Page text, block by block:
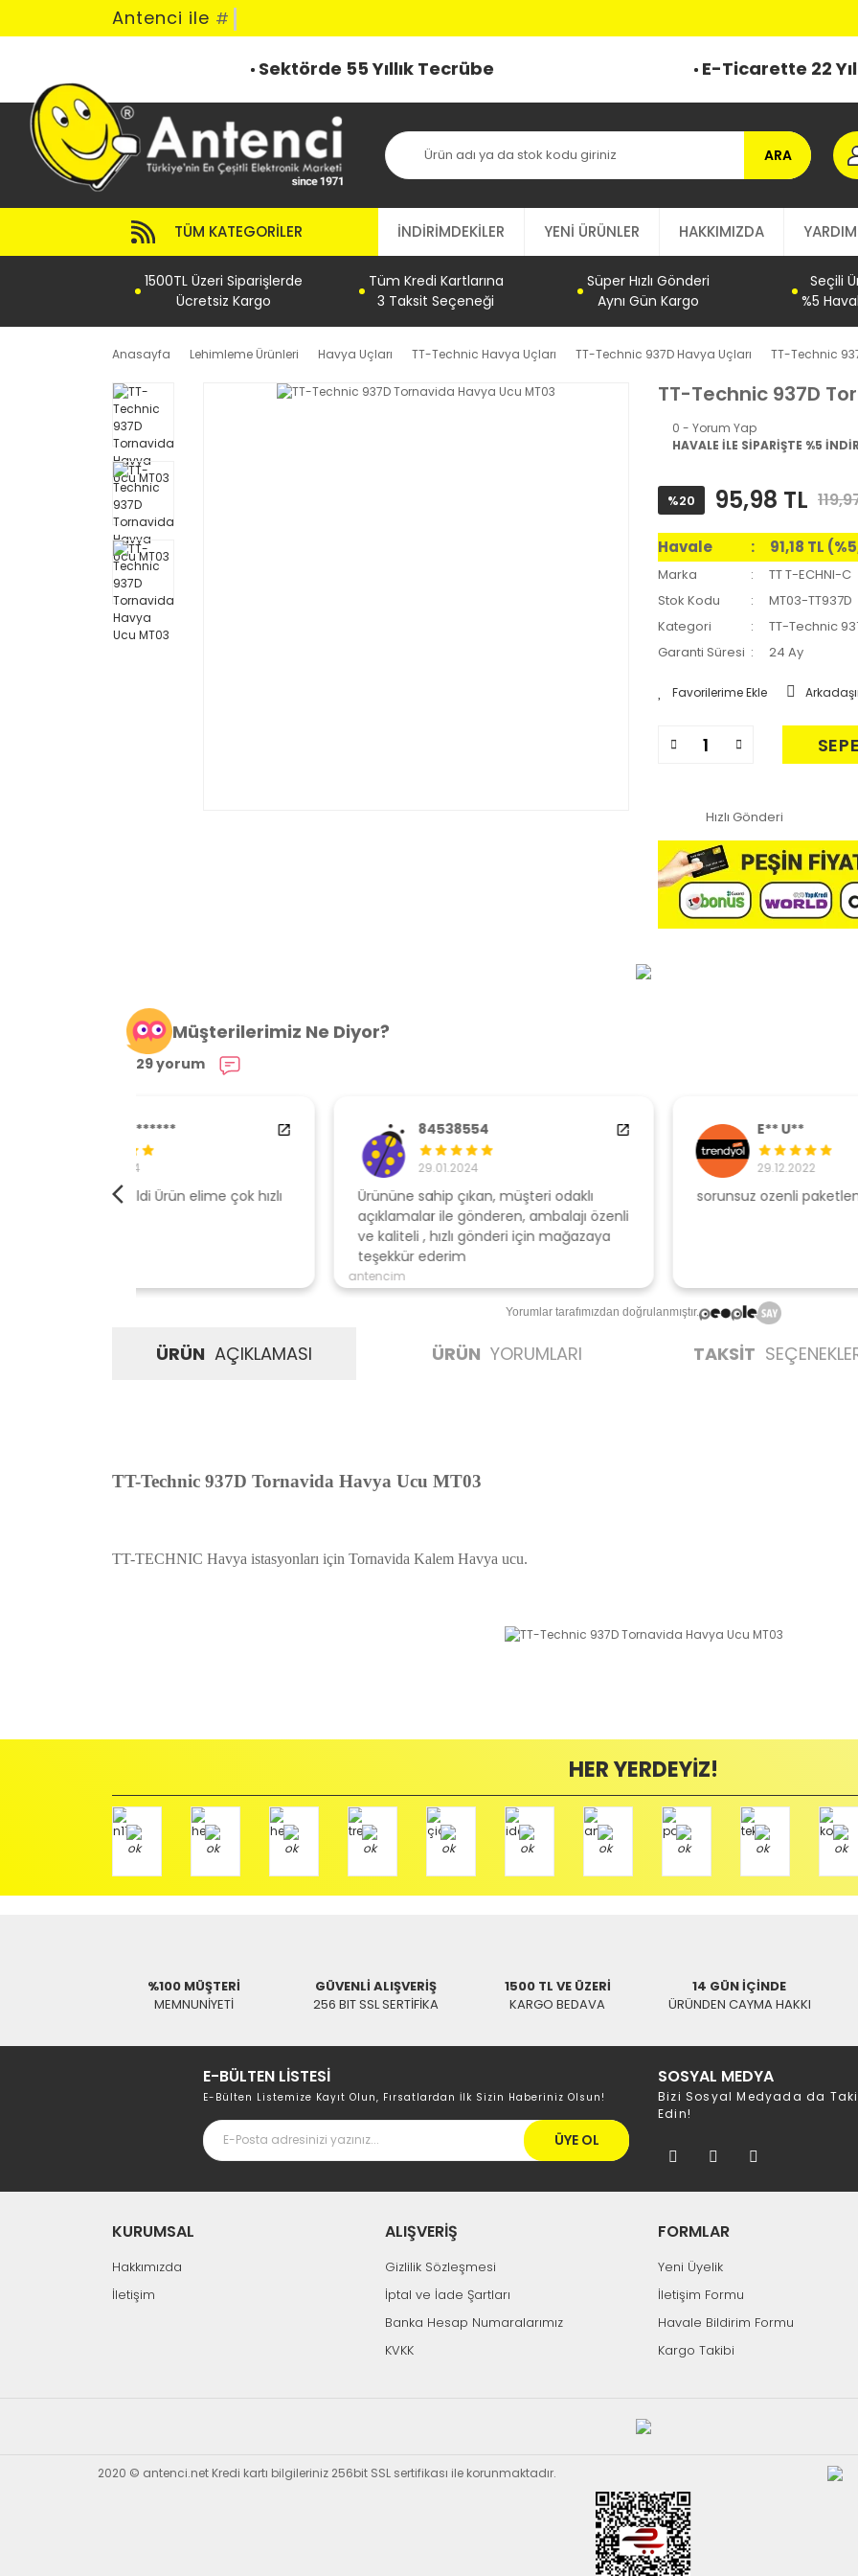
Antenci ile #
Sektörde 55 Yıllık Tecrübe E-Ticarette 22
ARA
TÜM KATEGORILER İNDİRİMDEKİLER YENİ ÜRÜNLER HAKKIMIZDA YARDIM
1500TL Üzeri Siparişlerde
Ücretsiz Kargo
Tüm Kredi Kartlarına
3 Taksit Seçeneği
Süper Hızlı Gönderi
Aynı Gün Kargo
Seçili
%5
Anasayfa Lehimleme Ürünleri Havya Uçları TT-Technic Havya Uçları TT-Technic 937D Havya Uçları TT-Technic
TT-Technic 937D
0 - Yorum Yap
HAVALE İLE SİPARİŞTE %5
%20 95,98 TL
Havale 91,18 TL
Marka
TT T-ECHNI-C
Stok Kodu
MT03-TT937D
Kategori
TT-Technic
Garanti Süresi
24 Ay
Hızlı Gönderi
Müşterilerimiz Ne Diyor?
29 yorum
84538554
Ürününe sahip çıkan, müşteri odaklı
açıklamalar ile gönderen, ambalajı özenli
ve kaliteli , hızlı gönderi için mağazaya
sorunsuz ozenli paketleme
Yorumlar tarafımızdan doğrulanmıştır.
ÜRÜN AÇIKLAMASI ÜRÜN YORUMLARI TAKSİT
TT-Technic 937D Tornavida Havya Ucu MT03
TT-TECHNIC Havya istasyonları için Tornavida Kalem Havya ucu.
Yorum Yaz
gerekir.
ödemeli olarak göndermenizi rica ederiz.
Antenci Elektronik San.Tic.Ltd.Şti.
Adres : Akıncılar Mh. Pancar Arkası Sk. No:10/B2 KARESİ / BALIKESİR
Aras Kargo Anlaşma No : 152 294 193 1342
HER YERDEYİZ!
%100 MÜŞTERİ
MEMNUNİYETİ
GÜVENLİ ALIŞVERİŞ
256 BIT SSL SERTİFİKA
1500 TL VE ÜZERİ
KARGO BEDAVA
14 GÜN İÇİNDE
ÜRÜNDEN CAYMA HAKKI
E-BÜLTEN LİSTESİ
E-Bülten Listemize Kayıt Olun, Fırsatlardan İlk Sizin Haberiniz Olsun!
ÜYE OL
SOSYAL MEDYA
Bizi Sosyal Medyada da
Edin!
KURUMSAL
Hakkımızda
İletişim
ALIŞVERİŞ
Gizlilik Sözleşmesi
İptal ve İade Şartları
Banka Hesap Numaralarımız
KVKK
FORMLAR
Yeni Üyelik
İletişim Formu
Havale Bildirim Formu
Kargo Takibi
2020 © antenci.net Kredi kartı bilgileriniz 256bit SSL sertifikası ile korunmaktadır.